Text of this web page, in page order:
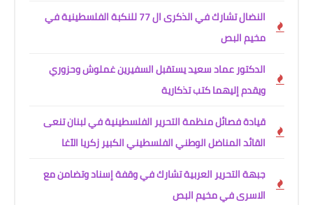
النضال تشارك في الذكرى ال 77 للنكبة الفلسطينية في
مخيم البص
الدكتور عماد سعيد يستقبل السفيرين غملوش وحزوري
ويقدم إليهما كتب تذكارية
قيادة فصائل منظمة التحرير الفلسطينية في لبنان تنعى
القائد المناضل الوطني الفلسطيني الكبير زكريا الآغا
جبهة التحرير العربية تشارك في وقفة إسناد وتضامن مع
الاسرى في مخيم البص